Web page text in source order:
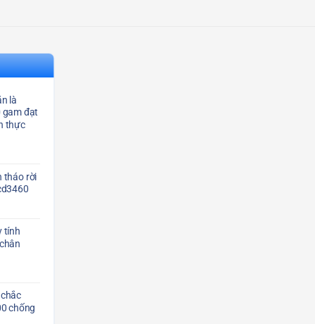
là
gam đạt
thực
tháo rời
tính
chống